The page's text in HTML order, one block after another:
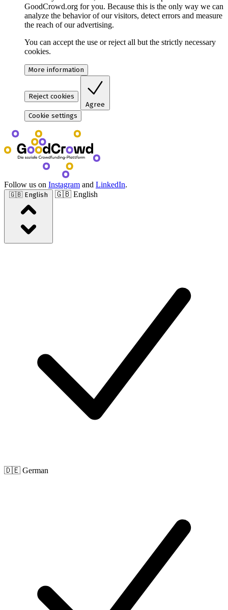
GoodCrowd.org for you. Because this is the only way we can
analyze the behavior of our visitors, detect errors and measure
the reach of our advertising.
You can accept the use or reject all but the strictly necessary
cookies.
More information
Reject cookies
Agree
Cookie settings
Follow us on Instagram and LinkedIn.
🇬🇧 English 🇬🇧 English
🇩🇪 German